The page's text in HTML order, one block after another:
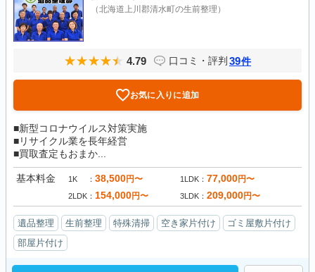
（北海道上川郡清水町の生前整理）
4.79 口コミ・評判 39件
お気に入りに追加
■新型コロナウイルス対策実施
■リサイクル業を長年経営
■買取査定もおまか...
基本料金 1K 38,500円〜 1LDK 77,000円〜
2LDK 154,000円〜 3LDK 209,000円〜
遺品整理 生前整理 特殊清掃 空き家片付け
ゴミ屋敷片付け
部屋片付け